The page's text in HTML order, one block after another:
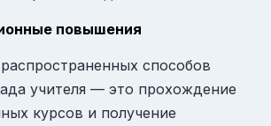
повышения
способов
учителя — это прохождение
курсов и получение